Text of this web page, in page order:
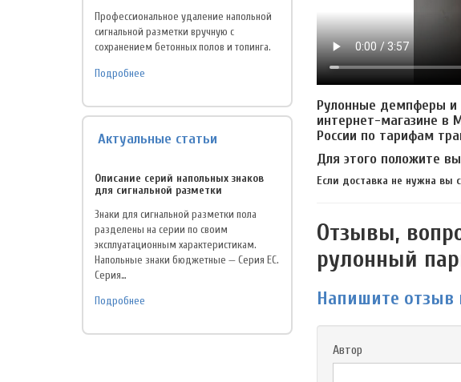
Рулонные демпферы и
интернет-магазине в
России по тарифам
Для этого положите
Если доставка не нужна вы
Отзывы,
рулонный
Напишите отзыв
Автор
Профессиональное удаление напольной
сигнальной разметки вручную с
сохранением бетонных полов и топинга.
Подробнее
Актуальные статьи
Описание серий напольных знаков
для сигнальной разметки
Знаки для сигнальной разметки пола
разделены на серии по своим
эксплуатационным характеристикам.
Напольные знаки бюджетные — Серия EC.
Серия…
Подробнее